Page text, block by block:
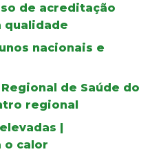
de acreditação
qualidade
nacionais e
de Saúde do
regional
|
o calor